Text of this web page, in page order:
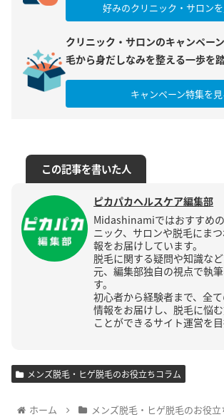
好みのクリニック・サロン
クリニック・サロンのキャンペー
毛から身だしなみを整える一歩を
キャンペーン特集を見
この記事を書いた人
ピカパカヘルスケア編集部
Midashinamiではおすすめ
ニック、サロンや脱毛にま
報をお届けしています。
脱毛に関する疑問や知識な
元、編集部独自の視点で執
す。
初心者から経験者まで、全
情報をお届けし、脱毛に悩
ことができるサイト運営を目
メンズ脱毛・ヒゲ脱毛のお役立ちコラム
ホーム メンズ脱毛・ヒゲ脱毛のお役立